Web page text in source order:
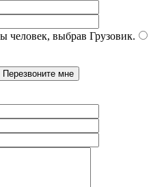
человек, выбрав Грузовик.